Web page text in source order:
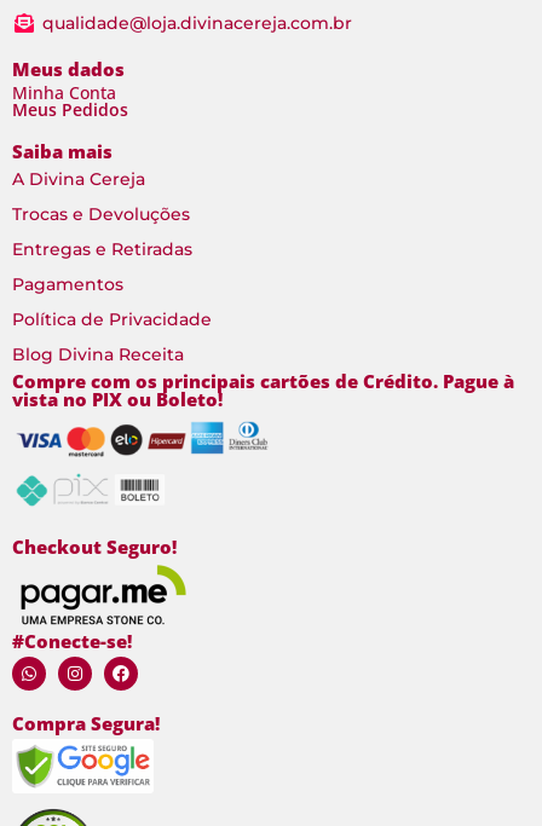
qualidade@loja.divinacereja.com.br
Meus dados
Minha Conta
Meus Pedidos
Saiba mais
A Divina Cereja
Trocas e Devoluções
Entregas e Retiradas
Pagamentos
Política de Privacidade
Blog Divina Receita
Compre com os principais cartões de Crédito. Pague à
vista no PIX ou Boleto!
Checkout Seguro!
#Conecte-se!
Compra Segura!